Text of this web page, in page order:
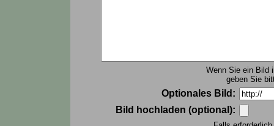
Wenn Sie ein Bild
geben Sie
Optionales Bild:
Bild hochladen (optional):